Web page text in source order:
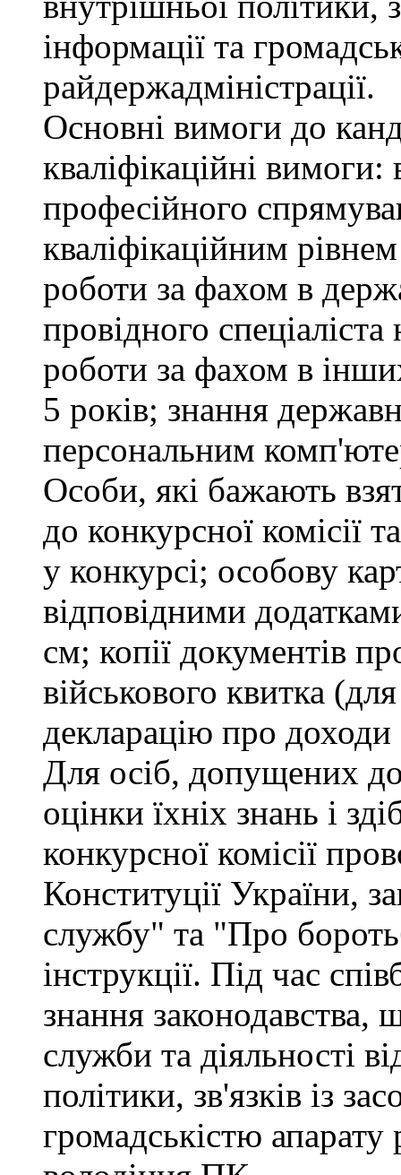
інформації та
райдержадміністрації.
Основні вимоги до
кваліфікаційні
професійного
кваліфікаційним
роботи за фахом в
провідного
роботи за фахом в
5 років; знання
персональним
Особи, які бажають
до конкурсної комісії
у конкурсі; особову
відповідними
см; копії документів
військового квитка
декларацію про доходи
Для осіб, допущених
оцінки їхніх знань і
конкурсної комісії
Конституції України,
службу" та "Про
інструкції. Під час
знання законодавства,
служби та діяльності
політики, зв'язків із
громадськістю апарату